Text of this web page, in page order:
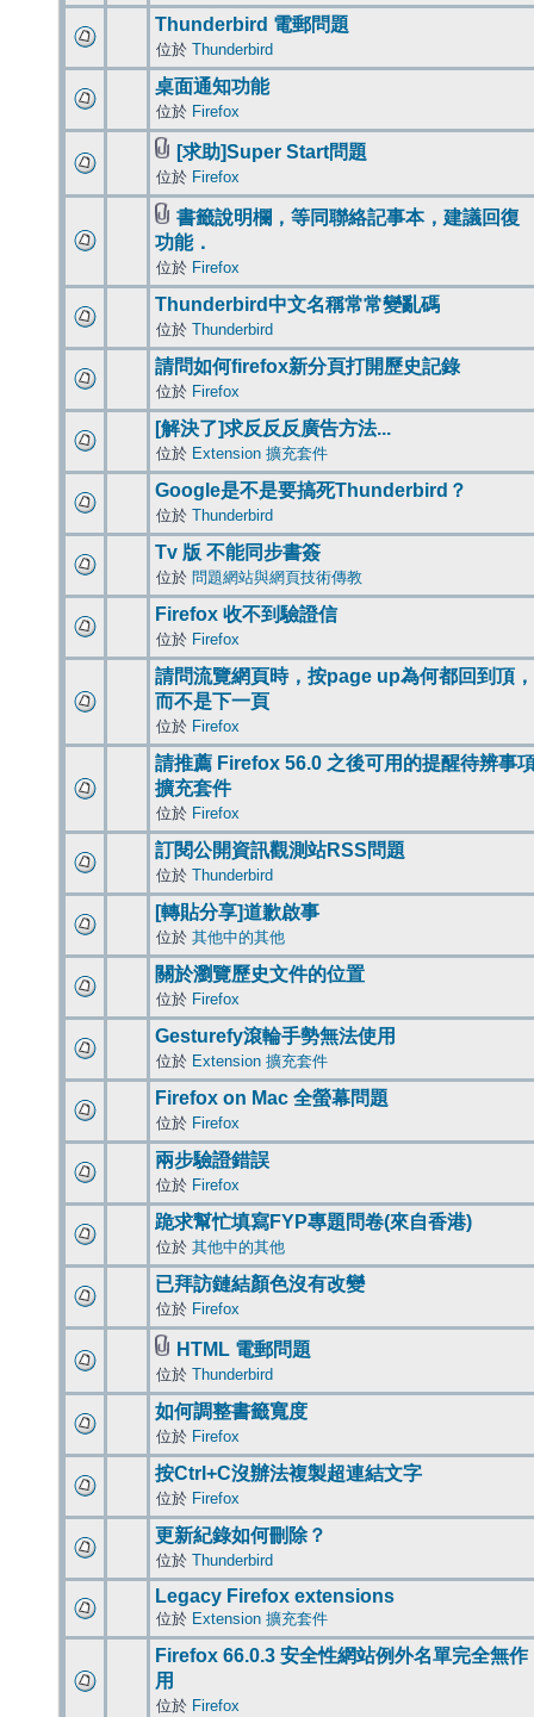
Thunderbird 電郵問題
位於 Thunderbird
桌面通知功能
位於 Firefox
[求助]Super Start問題
位於 Firefox
書籤說明欄，等同聯絡記事本，建議回復
功能．
位於 Firefox
Thunderbird中文名稱常常變亂碼
位於 Thunderbird
請問如何firefox新分頁打開歷史記錄
位於 Firefox
[解決了]求反反反廣告方法...
位於 Extension 擴充套件
Google是不是要搞死Thunderbird？
位於 Thunderbird
Tv 版 不能同步書簽
位於 問題網站與網頁技術傳教
Firefox 收不到驗證信
位於 Firefox
請問流覽網頁時，按page up為何都回到頂，
而不是下一頁
位於 Firefox
請推薦 Firefox 56.0 之後可用的提醒待辨事
擴充套件
位於 Firefox
訂閱公開資訊觀測站RSS問題
位於 Thunderbird
[轉貼分享]道歉啟事
位於 其他中的其他
關於瀏覽歷史文件的位置
位於 Firefox
Gesturefy滾輪手勢無法使用
位於 Extension 擴充套件
Firefox on Mac 全螢幕問題
位於 Firefox
兩步驗證錯誤
位於 Firefox
跪求幫忙填寫FYP專題問卷(來自香港)
位於 其他中的其他
已拜訪鏈結顏色沒有改變
位於 Firefox
HTML 電郵問題
位於 Thunderbird
如何調整書籤寬度
位於 Firefox
按Ctrl+C沒辦法複製超連結文字
位於 Firefox
更新紀錄如何刪除？
位於 Thunderbird
Legacy Firefox extensions
位於 Extension 擴充套件
Firefox 66.0.3 安全性網站例外名單完全無作
用
位於 Firefox